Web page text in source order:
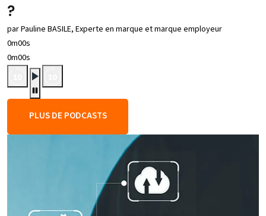
?
par Pauline BASILE, Experte en marque et marque employeur
0m00s
0m00s
PLUS DE PODCASTS